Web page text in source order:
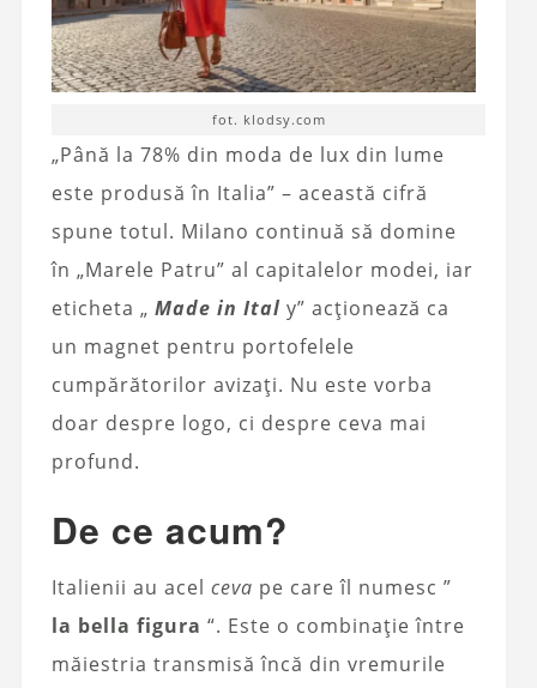
fot. klodsy.com
„Până la 78% din moda de lux din lume
este produsă în Italia” – această cifră
spune totul. Milano continuă să domine
în „Marele Patru” al capitalelor modei, iar
eticheta „ Made in Ital y” acționează ca
un magnet pentru portofelele
cumpărătorilor avizați. Nu este vorba
doar despre logo, ci despre ceva mai
profund.
De ce acum?
Italienii au acel ceva pe care îl numesc ”
la bella figura “. Este o combinație între
măiestria transmisă încă din vremurile